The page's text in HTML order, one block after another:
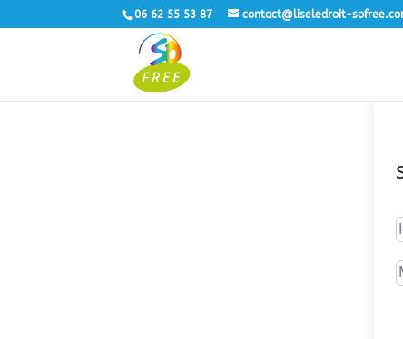
06 62 55 53 87 contact@liseledroit-